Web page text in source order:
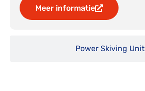
Power Skiving Unit
Meer informatie